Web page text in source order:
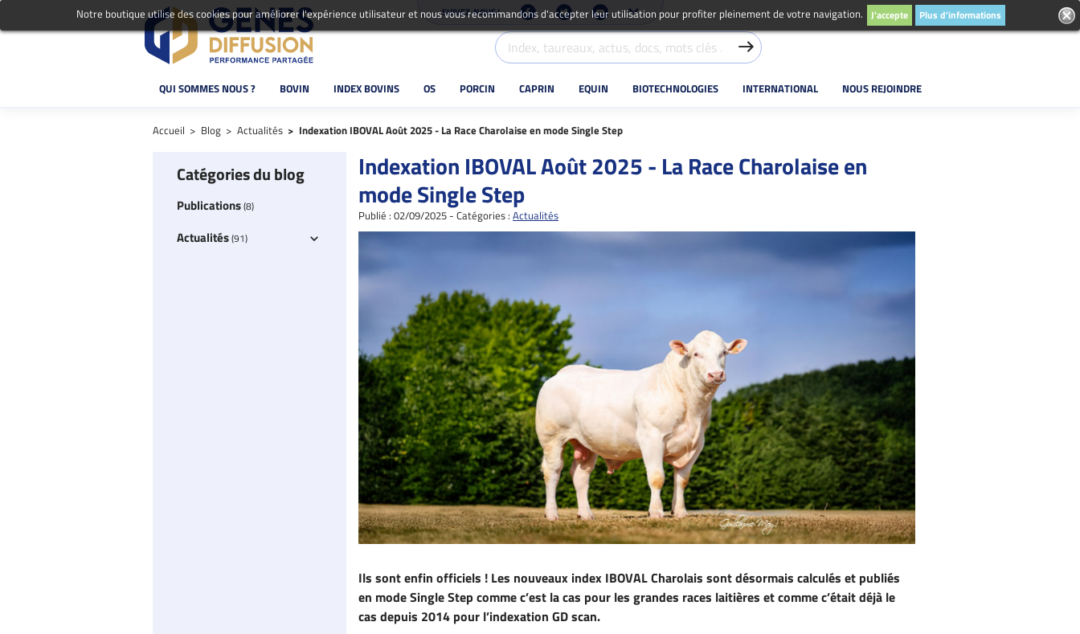
SUIVEZ-NOUS !
QUI SOMMES NOUS ? BOVIN INDEX BOVINS OS PORCIN CAPRIN EQUIN BIOTECHNOLOGIES INTERNATIONAL NOUS REJOINDRE
Accueil Blog Actualités Indexation IBOVAL Août 2025 - La Race Charolaise en mode Single Step
Catégories du blog
Publications(8)
Actualités(91)
Indexation IBOVAL Août 2025 - La Race Charolaise en
mode Single Step
Publié : 02/09/2025 - Catégories : Actualités
Ils sont enfin officiels ! Les nouveaux index IBOVAL Charolais sont désormais calculés et publiés
en mode Single Step comme c’est la cas pour les grandes races laitières et comme c’était déjà le
cas depuis 2014 pour l’indexation GD scan.
Notre boutique utilise des cookies pour améliorer l'expérience utilisateur et nous vous recommandons d'accepter leur utilisation pour profiter pleinement de votre navigation. J'accepte Plus d'informations